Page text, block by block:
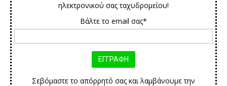
ηλεκτρονικού σας ταχυδρομείου!
Βάλτε το email σας*
Σεβόμαστε το απόρρητό σας και λαμβάνουμε την